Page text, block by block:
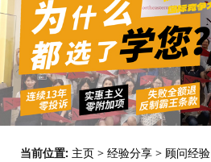
当前位置: 主页 > 经验分享 > 顾问经验